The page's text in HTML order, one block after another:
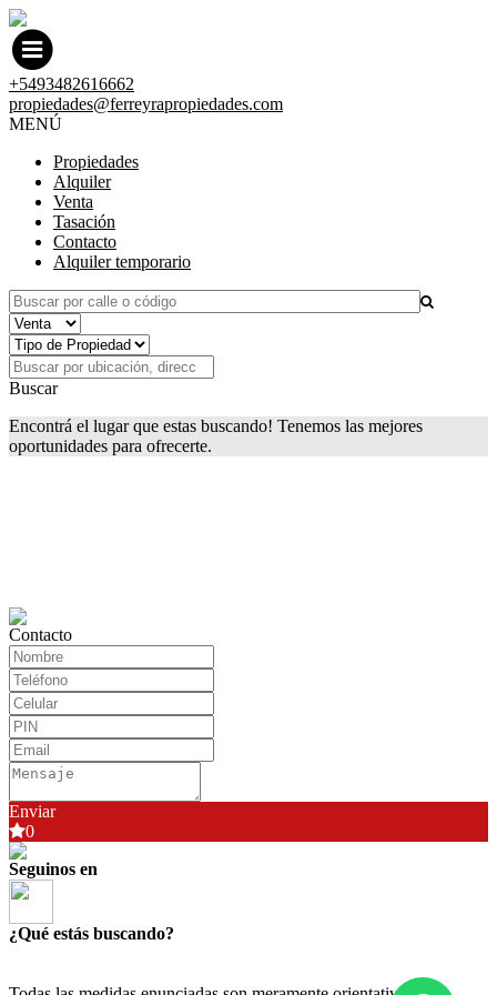
+5493482616662
propiedades@ferreyrapropiedades.com
MENÚ
Propiedades
Alquiler
Venta
Tasación
Contacto
Alquiler temporario
Buscar
Encontrá el lugar que estas buscando! Tenemos las mejores
oportunidades para ofrecerte.
Contacto
Enviar
0
Seguinos en
¿Qué estás buscando?